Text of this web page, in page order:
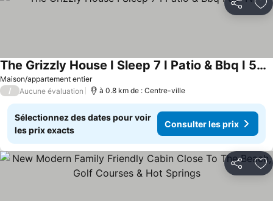
Partager
Maison/appartement entier
The Grizzly House I Sleep 7 I Patio & Bbq I 55 Tv
Consulter les prix
/ Aucune évaluation à 0.8 km de : Centre-ville
Sélectionnez des dates pour voir
les prix exacts
Consulter les prix
Partager